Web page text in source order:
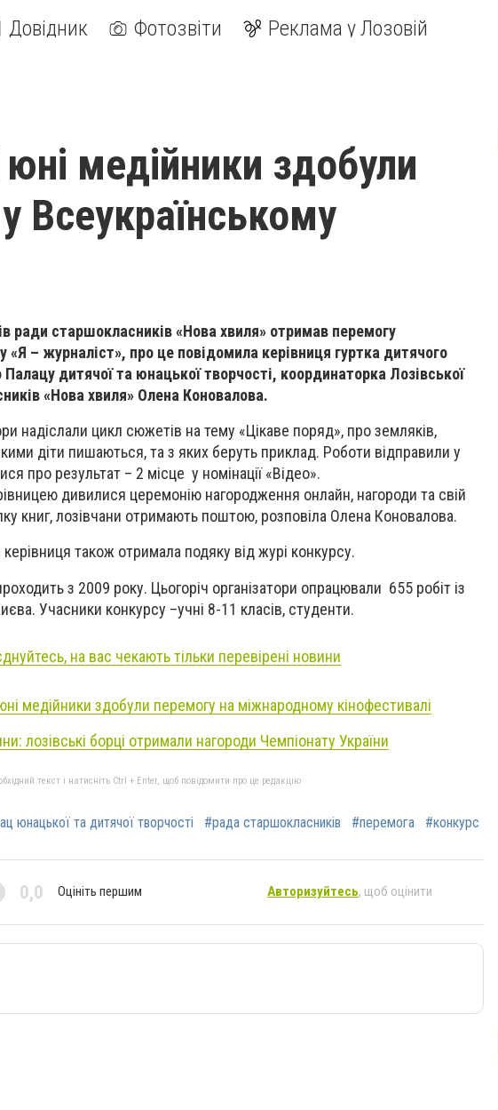
Довідник Фотозвіти Реклама у Лозовій
юні медійники здобули
Всеукраїнському
ради старшокласників «Нова хвиля» отримав перемогу
«Я – журналіст», про це повідомила керівниця гуртка дитячого
дитячої та юнацької творчості, координаторка Лозівської
«Нова хвиля» Олена Коновалова.
надіслали цикл сюжетів на тему «Цікаве поряд», про земляків,
діти пишаються, та з яких беруть приклад. Роботи відправили у
про результат – 2 місце у номінації «Відео».
дивилися церемонію нагородження онлайн, нагороди та свій
книг, лозівчани отримають поштою, розповіла Олена Коновалова.
також отримала подяку від журі конкурсу.
з 2009 року. Цьогоріч організатори опрацювали 655 робіт із
Учасники конкурсу –учні 8-11 класів, студенти.
на вас чекають тільки перевірені новини
медійники здобули перемогу на міжнародному кінофестивалі
лозівські борці отримали нагороди Чемпіонату України
текст і натисніть Ctrl + Enter, щоб повідомити про це редакцію
юнацької та дитячої творчості #рада старшокласників #перемога #конкурс
0,0 Оцініть першим Авторизуйтесь, щоб оцінити